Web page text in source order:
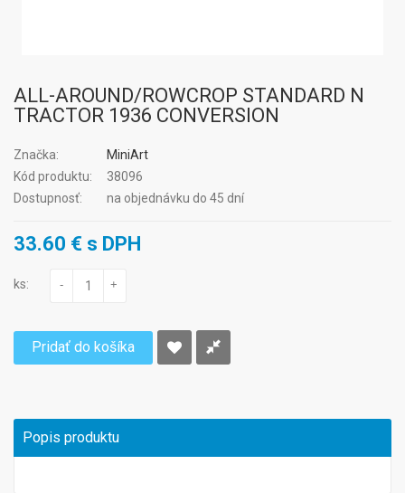
ALL-AROUND/ROWCROP STANDARD N
TRACTOR 1936 CONVERSION
Značka:
MiniArt
Kód produktu:
38096
Dostupnosť:
na objednávku do 45 dní
33.60 € s DPH
ks: - +
Pridať do košíka
Popis produktu